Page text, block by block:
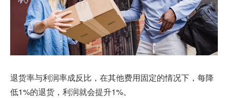
退货率与利润率成反比，在其他费用固定的情况下，每降
低1%的退货，利润就会提升1%。